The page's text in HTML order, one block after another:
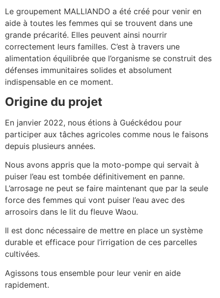
Le groupement MALLIANDO a été créé pour venir en
aide à toutes les femmes qui se trouvent dans une
grande précarité. Elles peuvent ainsi nourrir
correctement leurs familles. C’est à travers une
alimentation équilibrée que l’organisme se construit des
défenses immunitaires solides et absolument
indispensable en ce moment.
Origine du projet
En janvier 2022, nous étions à Guéckédou pour
participer aux tâches agricoles comme nous le faisons
depuis plusieurs années.
Nous avons appris que la moto-pompe qui servait à
puiser l’eau est tombée définitivement en panne.
L’arrosage ne peut se faire maintenant que par la seule
force des femmes qui vont puiser l’eau avec des
arrosoirs dans le lit du fleuve Waou.
Il est donc nécessaire de mettre en place un système
durable et efficace pour l’irrigation de ces parcelles
cultivées.
Agissons tous ensemble pour leur venir en aide
rapidement.